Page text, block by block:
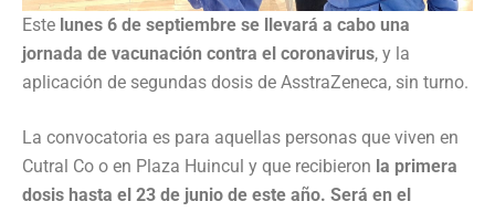
Este lunes 6 de septiembre se llevará a cabo una
jornada de vacunación contra el coronavirus, y la
aplicación de segundas dosis de AsstraZeneca, sin turno.
La convocatoria es para aquellas personas que viven en
Cutral Co o en Plaza Huincul y que recibieron la primera
dosis hasta el 23 de junio de este año. Será en el